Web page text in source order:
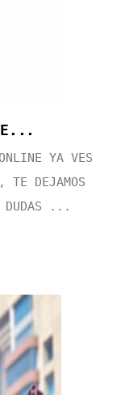
ONLINE YA VES
TE DEJAMOS
DUDAS ...